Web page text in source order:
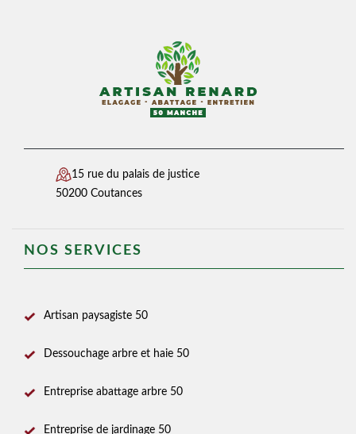
15 rue du palais de justice
50200 Coutances
NOS SERVICES
Artisan paysagiste 50
Dessouchage arbre et haie 50
Entreprise abattage arbre 50
Entreprise de jardinage 50